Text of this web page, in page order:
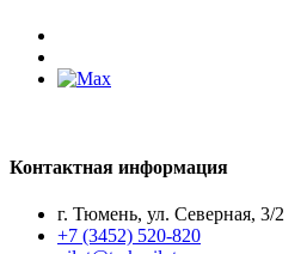
Контактная информация
г. Тюмень, ул. Северная, 3/2
+7 (3452) 520-820